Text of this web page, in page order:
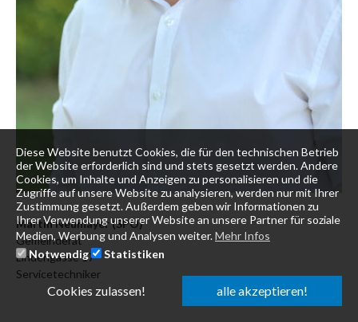
Diese Website benutzt Cookies, die für den technischen Betrieb
der Website erforderlich sind und stets gesetzt werden. Andere
Cookies, um Inhalte und Anzeigen zu personalisieren und die
Zugriffe auf unsere Website zu analysieren, werden nur mit Ihrer
Zustimmung gesetzt. Außerdem geben wir Informationen zu
Ihrer Verwendung unserer Website an unsere Partner für soziale
Medien, Werbung und Analysen weiter.Mehr Infos
Notwendig
Statistiken
Cookies zulassen! alle akzeptieren!
Martin Neumayer (SPÖ)
Gemeinderat
Lindengasse 17
Servicetechniker